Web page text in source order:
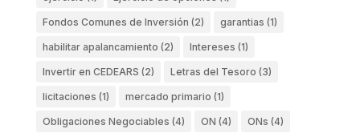
Fondos Comunes de Inversión (2) garantias (1)
habilitar apalancamiento (2) Intereses (1)
Invertir en CEDEARS (2) Letras del Tesoro (3)
licitaciones (1) mercado primario (1)
Obligaciones Negociables (4) ON (4) ONs (4)